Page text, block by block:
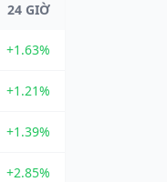
24 GIỜ
+1.63%
+1.21%
+1.39%
+2.85%